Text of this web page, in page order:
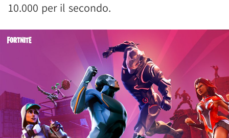
10.000 per il secondo.